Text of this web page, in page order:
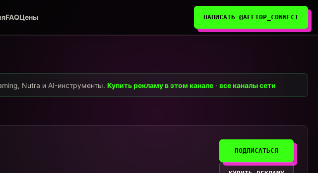
FAQЦены НАПИСАТЬ @AFFTOP_CONNECT
Nutra и AI-инструменты.Купить рекламу в этом канале ·все каналы сети
ПОДПИСАТЬСЯ